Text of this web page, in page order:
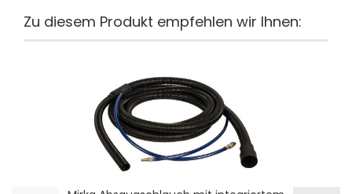
Zu diesem Produkt empfehlen wir Ihnen: